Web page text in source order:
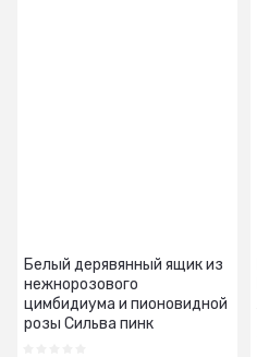
Белый дерявянный ящик из
нежнорозового
цимбидиума и пионовидной
розы Сильва пинк